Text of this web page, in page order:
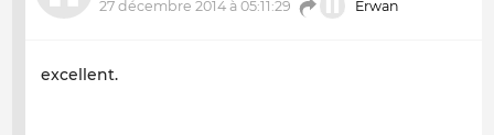
27 décembre 2014 à 05:11:29 Erwan
excellent.